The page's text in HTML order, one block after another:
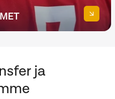
Katso numerot ja kirjaimet
ja